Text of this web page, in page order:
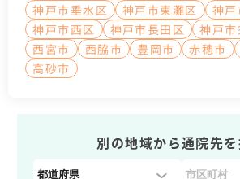
神戸市垂水区
神戸市東灘区
神戸
神戸市西区
神戸市長田区 神戸市
西宮市
西脇市 豊岡市 赤穂市
高砂市
別の地域から通院先
都